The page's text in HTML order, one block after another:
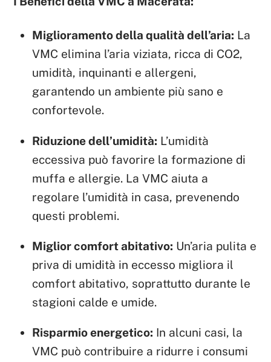
Miglioramento della qualità dell’aria: La
VMC elimina l’aria viziata, ricca di CO2,
umidità, inquinanti e allergeni,
garantendo un ambiente più sano e
confortevole.
Riduzione dell’umidità: L’umidità
eccessiva può favorire la formazione di
muffa e allergie. La VMC aiuta a
regolare l’umidità in casa, prevenendo
questi problemi.
Miglior comfort abitativo: Un’aria pulita e
priva di umidità in eccesso migliora il
comfort abitativo, soprattutto durante le
stagioni calde e umide.
Risparmio energetico: In alcuni casi, la
VMC può contribuire a ridurre i consumi